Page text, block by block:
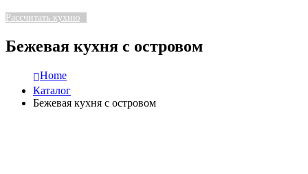
Рассчитать кухню
Бежевая кухня с островом
Home
Каталог
Бежевая кухня с островом